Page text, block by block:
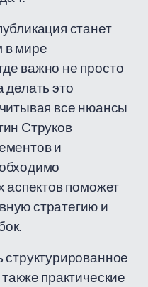
станет
в мире
важно не просто
это
все нюансы
Струков
и
аспектов поможет
стратегию и
практические